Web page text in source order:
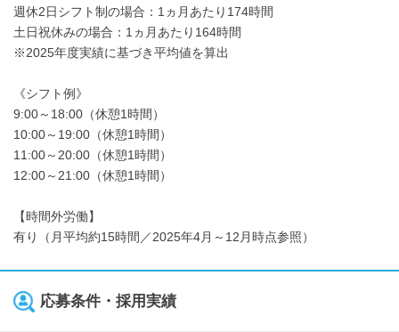
週休2日シフト制の場合：1ヵ月あたり174時間
土日祝休みの場合：1ヵ月あたり164時間
※2025年度実績に基づき平均値を算出
《シフト例》
9:00～18:00（休憩1時間）
10:00～19:00（休憩1時間）
11:00～20:00（休憩1時間）
12:00～21:00（休憩1時間）
【時間外労働】
有り（月平均約15時間／2025年4月～12月時点参照）
応募条件・採用実績